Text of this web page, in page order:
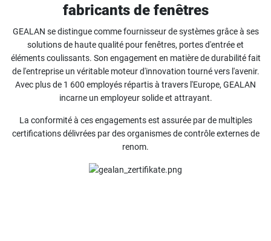
fabricants de fenêtres
GEALAN se distingue comme fournisseur de systèmes grâce à ses
solutions de haute qualité pour fenêtres, portes d'entrée et
éléments coulissants. Son engagement en matière de durabilité fait
de l'entreprise un véritable moteur d'innovation tourné vers l'avenir.
Avec plus de 1 600 employés répartis à travers l'Europe, GEALAN
incarne un employeur solide et attrayant.
La conformité à ces engagements est assurée par de multiples
certifications délivrées par des organismes de contrôle externes de
renom.